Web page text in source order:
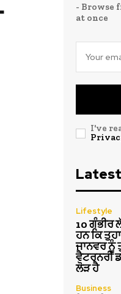
- Browse
at once
I've
Lifestyle
10 ਗੰਭੀਰ
ਹਨ ਕਿ
ਜਾਨਵਰ ਨੂੰ
ਵੈਟਰਨਰੀ
ਲੋੜ ਹੈ
Business